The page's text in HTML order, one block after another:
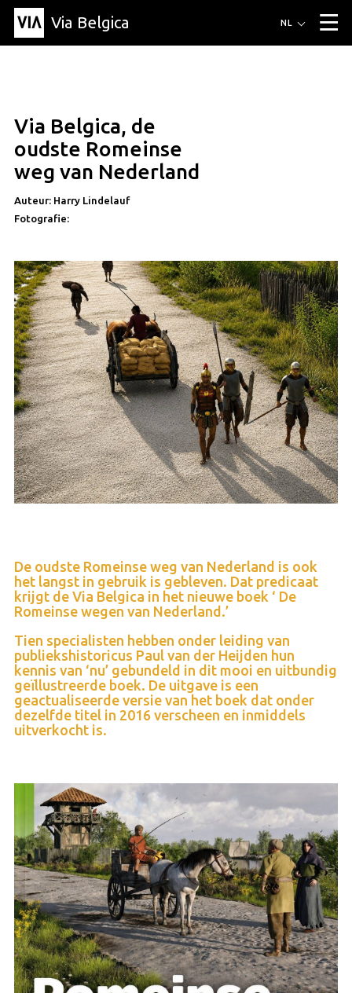
Via Belgica ▼
Educatie
Vrienden
Over Via Belgica
Over Via Belgica
Onderzoek
Educatie
Vrienden
De gids
Organisatie
NL
artikel
Via Belgica, de
oudste Romeinse
weg van Nederland
Auteur: Harry Lindelauf
Fotografie:
De oudste Romeinse weg van Nederland is ook
het langst in gebruik is gebleven. Dat predicaat
krijgt de Via Belgica in het nieuwe boek ‘ De
Romeinse wegen van Nederland.’
Tien specialisten hebben onder leiding van
publiekshistoricus Paul van der Heijden hun
kennis van ‘nu’ gebundeld in dit mooi en uitbundig
geïllustreerde boek. De uitgave is een
geactualiseerde versie van het boek dat onder
dezelfde titel in 2016 verscheen en inmiddels
uitverkocht is.